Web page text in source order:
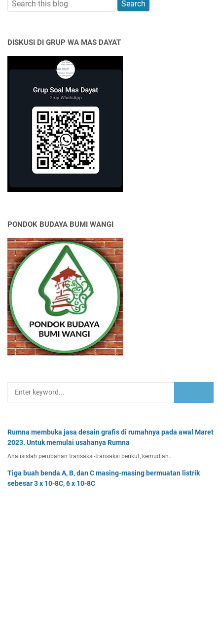
DISKUSI DI GRUP WA MAS DAYAT
PONDOK BUDAYA BUMI WANGI
Rumna membuka jasa desain grafis di rumahnya pada awal Maret
2023. Untuk memulai usahanya Rumna
Analisislah perubahan transaksi-transaksi berikut, kemudian…
Tiga buah benda A, B, dan C masing-masing bermuatan listrik
sebesar 3 x 10-8C, 6 x 10-8C